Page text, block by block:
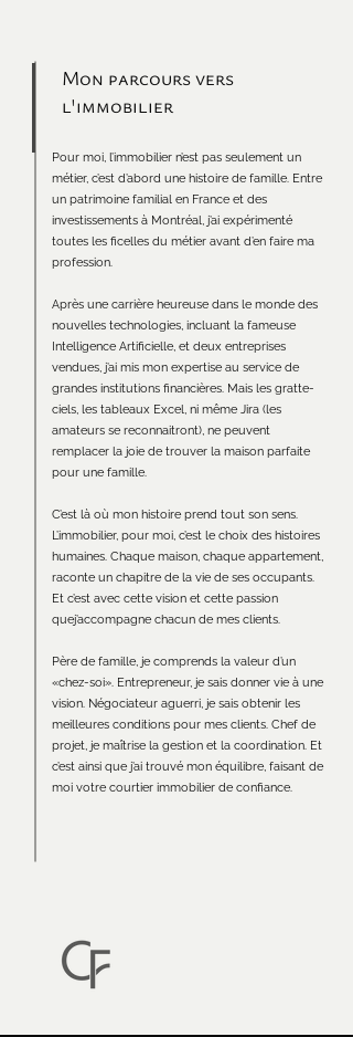
Mon parcours vers
l'immobilier
Pour moi, l’immobilier n’est pas seulement un
métier, c’est d’abord une histoire de famille. Entre
un patrimoine familial en France et des
investissements à Montréal, j’ai expérimenté
toutes les ficelles du métier avant d’en faire ma
profession.
Après une carrière heureuse dans le monde des
nouvelles technologies, incluant la fameuse
Intelligence Artificielle, et deux entreprises
vendues, j’ai mis mon expertise au service de
grandes institutions financières. Mais les gratte-
ciels, les tableaux Excel, ni même Jira (les
amateurs se reconnaitront), ne peuvent
remplacer la joie de trouver la maison parfaite
pour une famille.
C’est là où mon histoire prend tout son sens.
L’immobilier, pour moi, c’est le choix des histoires
humaines. Chaque maison, chaque appartement,
raconte un chapitre de la vie de ses occupants.
Et c’est avec cette vision et cette passion
quej’accompagne chacun de mes clients.
Père de famille, je comprends la valeur d’un
«chez-soi». Entrepreneur, je sais donner vie à une
vision. Négociateur aguerri, je sais obtenir les
meilleures conditions pour mes clients. Chef de
projet, je maîtrise la gestion et la coordination. Et
c’est ainsi que j’ai trouvé mon équilibre, faisant de
moi votre courtier immobilier de confiance.